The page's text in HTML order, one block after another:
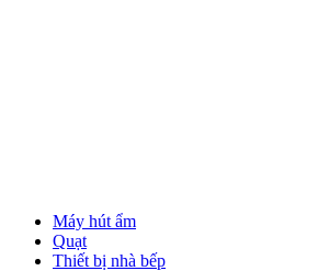
Máy hút ẩm
Quạt
Thiết bị nhà bếp